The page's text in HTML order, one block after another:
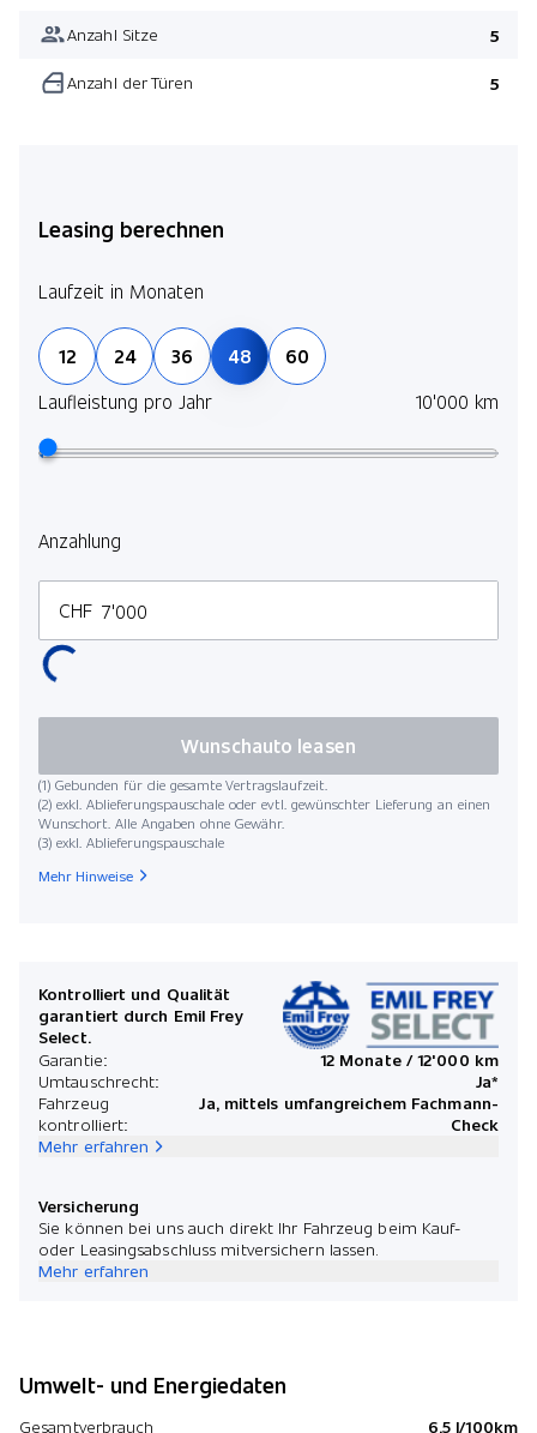
Anzahl Sitze 5
Anzahl der Türen 5
Leasing berechnen
Laufzeit in Monaten
12 24 36 48
60
Laufleistung pro Jahr
10'000 km
Anzahlung
CHF
(1) Gebunden für die gesamte Vertragslaufzeit.
(2) exkl. Ablieferungspauschale oder evtl. gewünschter Lieferung an einen
Wunschort. Alle Angaben ohne Gewähr.
(3) exkl. Ablieferungspauschale
Wunschauto leasen
Mehr Hinweise
Kontrolliert und Qualität
garantiert durch Emil Frey
Select.
Garantie:
12 Monate / 12'000 km
Umtauschrecht:
Ja*
Fahrzeug
kontrolliert:
Ja, mittels umfangreichem Fachmann-
Check
Mehr erfahren
Versicherung
Sie können bei uns auch direkt Ihr Fahrzeug beim Kauf-
oder Leasingsabschluss mitversichern lassen.
Mehr erfahren
Umwelt- und Energiedaten
Gesamtverbrauch 6.5 l/100km